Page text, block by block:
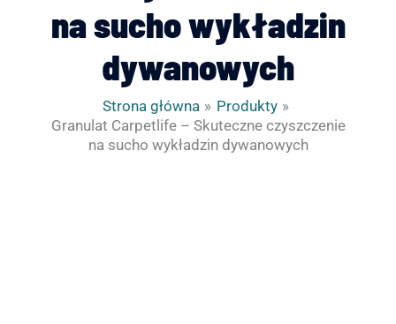
na sucho wykładzin
dywanowych
Strona główna
Produkty
Granulat Carpetlife – Skuteczne czyszczenie
na sucho wykładzin dywanowych